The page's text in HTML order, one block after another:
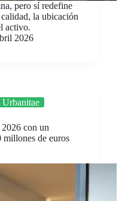
pero sí redefine
la ubicación
activo.
2026
Urbanitae
con un
millones de euros